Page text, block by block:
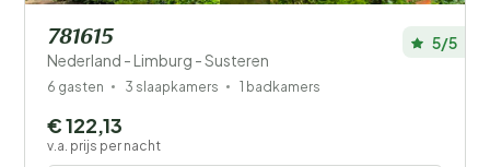
781615
Nederland - Limburg - Susteren
5/5
6 gasten 3 slaapkamers 1 badkamers
€ 122,13
v.a. prijs per nacht